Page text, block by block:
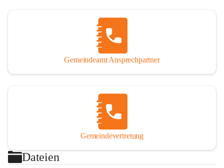
Gemeindeamt Ansprechpartner
Gemeindevertretung
Dateien